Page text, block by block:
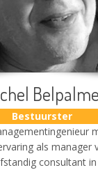
Belpalme
Bestuurster
als manager
consultant in